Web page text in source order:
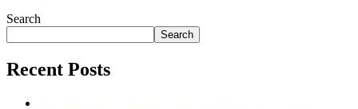
Search
Search
Recent Posts